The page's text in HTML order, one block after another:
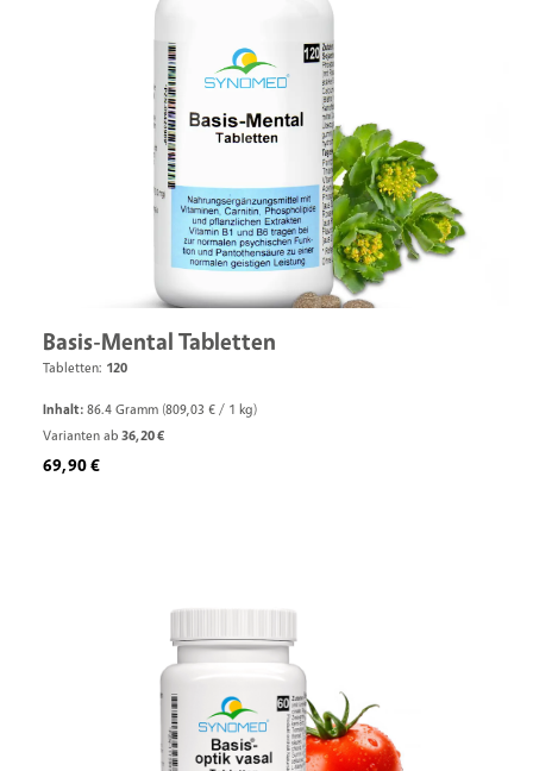
Basis-Mental Tabletten
Tabletten: 120
Inhalt: 86.4 Gramm (809,03 € / 1 kg)
Varianten ab 36,20 €
Regulärer Preis:
69,90 €